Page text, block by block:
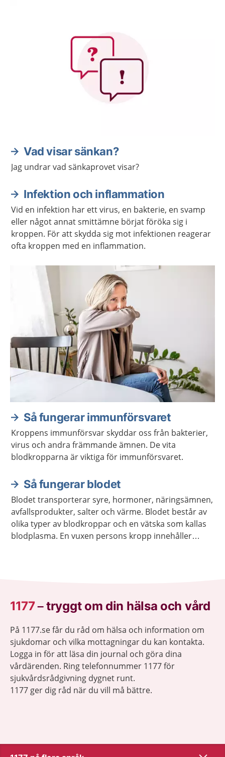
Vad visar sänkan?
Jag undrar vad sänkaprovet visar?
Infektion och inflammation
Vid en infektion har ett virus, en bakterie, en svamp
eller något annat smittämne börjat föröka sig i
kroppen. För att skydda sig mot infektionen reagerar
ofta kroppen med en inflammation.
Så fungerar immunförsvaret
Kroppens immunförsvar skyddar oss från bakterier,
virus och andra främmande ämnen. De vita
blodkropparna är viktiga för immunförsvaret.
Så fungerar blodet
Blodet transporterar syre, hormoner, näringsämnen,
avfallsprodukter, salter och värme. Blodet består av
olika typer av blodkroppar och en vätska som kallas
blodplasma. En vuxen persons kropp innehåller
1177–tryggt om din hälsa och vård
På 1177.se får du råd om hälsa och information om
sjukdomar och vilka mottagningar du kan kontakta.
Logga in för att läsa din journal och göra dina
vårdärenden. Ring telefonnummer 1177 för
sjukvårdsrådgivning dygnet runt.
1177 ger dig råd när du vill må bättre.
Visa